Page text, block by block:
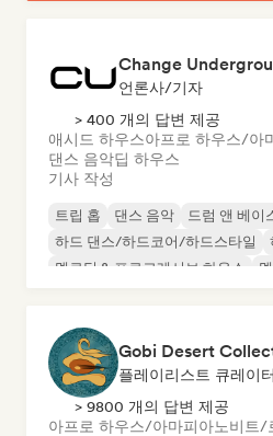
Change
언론사/기자
> 400 개의 답변 제공
애시드 하우스아프로 하우스/아
댄스 음악딥 하우스
기사 작성
트립 홉 댄스 음악
드럼 앤 베이
하드 댄스/하드코어/하드스타일
멜로딕 & 프로그레시브 하우스
Gobi Desert
플레이리스트 큐레이터
> 9800 개의 답변 제공
아프로 하우스/아마피아노비트/